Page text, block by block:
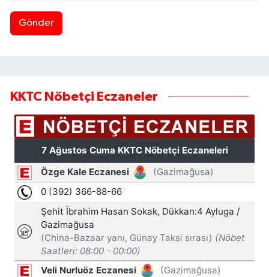
Gönder
KKTC Nöbetçi Eczaneler